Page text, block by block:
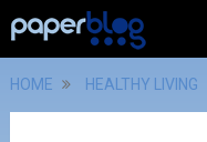
HOME HEALTHY LIVING